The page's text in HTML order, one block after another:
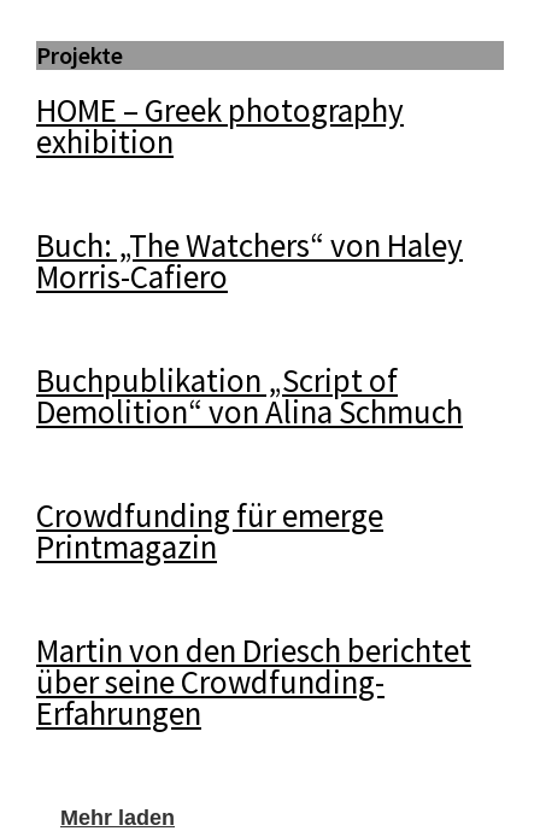
Projekte
HOME – Greek photography
exhibition
Buch: „The Watchers“ von Haley
Morris-Cafiero
Buchpublikation „Script of
Demolition“ von Alina Schmuch
Crowdfunding für emerge
Printmagazin
Martin von den Driesch berichtet
über seine Crowdfunding-
Erfahrungen
Mehr laden